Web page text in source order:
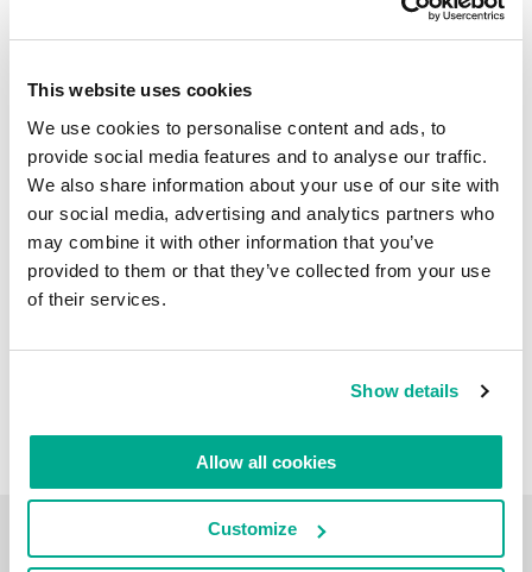
This website uses cookies
We use cookies to personalise content and ads, to
provide social media features and to analyse our traffic.
We also share information about your use of our site with
our social media, advertising and analytics partners who
may combine it with other information that you’ve
provided to them or that they’ve collected from your use
of their services.
Show details
Allow all cookies
Customize
REISE-VLOG